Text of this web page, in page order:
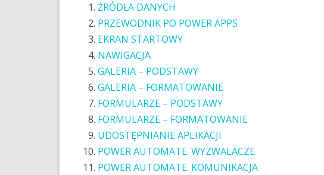
ŹRÓDŁA DANYCH
PRZEWODNIK PO POWER APPS
EKRAN STARTOWY
NAWIGACJA
GALERIA – PODSTAWY
GALERIA – FORMATOWANIE
FORMULARZE – PODSTAWY
FORMULARZE – FORMATOWANIE
UDOSTĘPNIANIE APLIKACJI
POWER AUTOMATE. WYZWALACZE
POWER AUTOMATE. KOMUNIKACJA